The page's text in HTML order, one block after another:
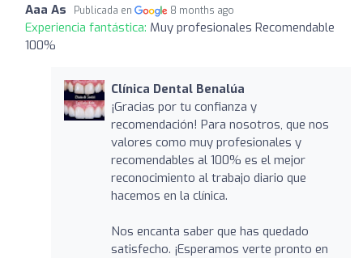
Aaa As Publicada en 8 months ago
Experiencia fantástica: Muy profesionales Recomendable
100%
Clínica Dental Benalúa
¡Gracias por tu confianza y
recomendación! Para nosotros, que nos
valores como muy profesionales y
recomendables al 100% es el mejor
reconocimiento al trabajo diario que
hacemos en la clínica.
Nos encanta saber que has quedado
satisfecho. ¡Esperamos verte pronto en